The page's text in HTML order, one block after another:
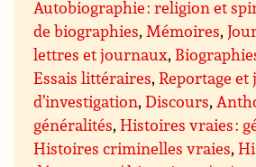
Autobiographie : religion et
de biographies,Mémoires,
lettres et journaux,
Essais littéraires,Reportage
d’investigation,Discours,
généralités,Histoires vraies :
Histoires criminelles vraies,